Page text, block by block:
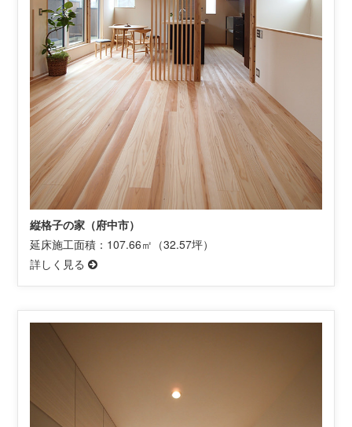
縦格子の家（府中市）
延床施工面積：107.66㎡（32.57坪）
詳しく見る